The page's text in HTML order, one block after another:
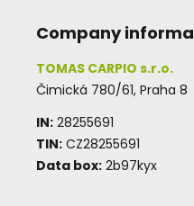
Company
TOMAS CARPIO s.r.o.
Čimická 780/61, Praha 8
IN: 28255691
TIN: CZ28255691
Data box: 2b97kyx